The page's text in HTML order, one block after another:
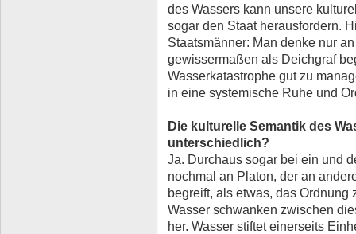
des Wassers kann unsere
sogar den Staat herausfordern.
Staatsmänner: Man denke nur
gewissermaßen als Deichgraf
Wasserkatastrophe gut zu
in eine systemische Ruhe und
Die kulturelle Semantik des
unterschiedlich?
Ja. Durchaus sogar bei ein und
nochmal an Platon, der an
begreift, als etwas, das
Wasser schwanken zwischen
her. Wasser stiftet einerseits